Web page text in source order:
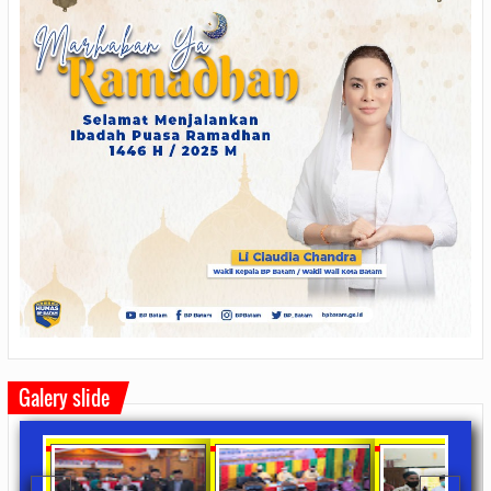
Galery slide